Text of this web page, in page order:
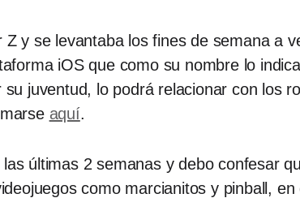
y se levantaba los fines de semana a
iOS que como su nombre lo
su juventud, lo podrá relacionar con los
aquí.
últimas 2 semanas y debo confesar
como marcianitos y pinball,